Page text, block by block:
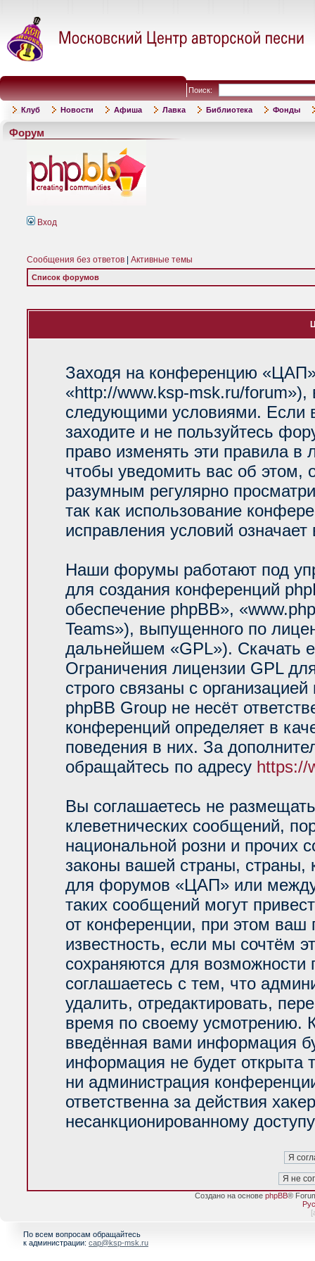
Поиск:
Клуб Новости Афиша Лавка Библиотека Фонды
Форум
Вход
Сообщения без ответов Активные темы
Список форумов
Заходя на конференцию
«http://www.ksp-msk.ru/forum»),
следующими условиями. Если
заходите и не пользуйтесь
право изменять эти правила
чтобы уведомить вас об
разумным регулярно
так как использование
исправления условий
Наши форумы работают под
для создания конференций
обеспечение phpBB»,
Teams»), выпущенного по
дальнейшем «GPL»). Скачать
Ограничения лицензии GPL
строго связаны с
phpBB Group не несёт
конференций определяет в
поведения в них. За
обращайтесь по адресу https://
Вы соглашаетесь не
клеветнических сообщений,
национальной розни и прочих
законы вашей страны, страны,
для форумов «ЦАП» или
таких сообщений могут
от конференции, при этом ваш
известность, если мы сочтём
сохраняются для возможности
соглашаетесь с тем, что
удалить, отредактировать,
время по своему усмотрению.
введённая вами информация
информация не будет открыта
ни администрация
ответственна за действия
несанкционированному
Создано на основе phpBB®
[
По всем вопросам обращайтесь
к администрации: cap@ksp-msk.ru